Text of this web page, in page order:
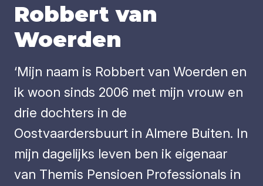
Robbert van
Woerden
‘Mijn naam is Robbert van Woerden en
ik woon sinds 2006 met mijn vrouw en
drie dochters in de
Oostvaardersbuurt in Almere Buiten. In
mijn dagelijks leven ben ik eigenaar
van Themis Pensioen Professionals in